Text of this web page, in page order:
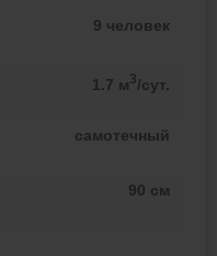
9 человек
1.7 м3/сут.
самотечный
90 см